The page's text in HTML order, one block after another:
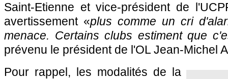
Saint-Etienne et vice-président de
avertissement «plus comme un cri
menace. Certains clubs estiment que
prévenu le président de l'OL Jean-Michel
Pour rappel, les modalités de la